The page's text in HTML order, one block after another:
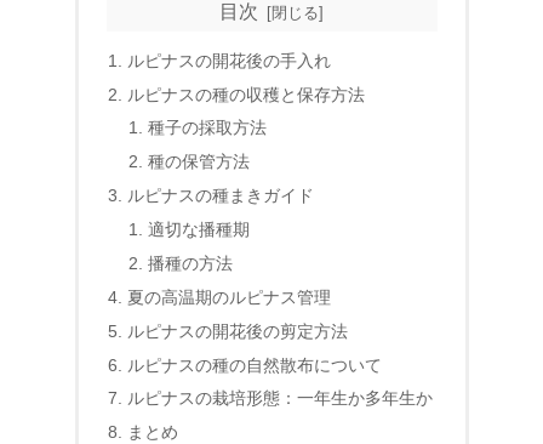
目次
ルピナスの開花後の手入れ
ルピナスの種の収穫と保存方法
種子の採取方法
種の保管方法
ルピナスの種まきガイド
適切な播種期
播種の方法
夏の高温期のルピナス管理
ルピナスの開花後の剪定方法
ルピナスの種の自然散布について
ルピナスの栽培形態：一年生か多年生か
まとめ